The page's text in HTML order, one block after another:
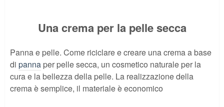
Una crema per la pelle secca
Panna e pelle. Come riciclare e creare una crema a base
di panna per pelle secca, un cosmetico naturale per la
cura e la bellezza della pelle. La realizzazione della
crema è semplice, il materiale è economico